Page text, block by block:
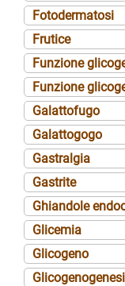
Fotodermatosi
Frutice
Funzione
Funzione
Galattofugo
Galattogogo
Gastralgia
Gastrite
Ghiandole
Glicemia
Glicogeno
Glicogenogenesi